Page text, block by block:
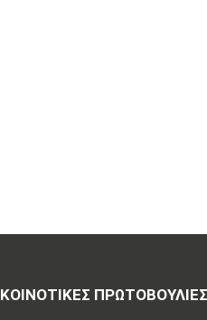
ΚΟΙΝΟΤΙΚΈΣ ΠΡΩΤΟΒΟΥΛΊΕΣ